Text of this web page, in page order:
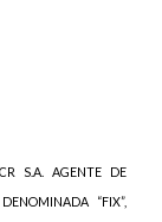
S.A. AGENTE DE
“FIX”,